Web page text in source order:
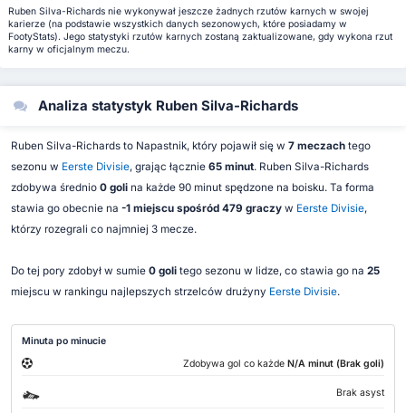
Ruben Silva-Richards nie wykonywał jeszcze żadnych rzutów karnych w swojej
karierze (na podstawie wszystkich danych sezonowych, które posiadamy w
FootyStats). Jego statystyki rzutów karnych zostaną zaktualizowane, gdy wykona rzut
karny w oficjalnym meczu.
Analiza statystyk Ruben Silva-Richards
Ruben Silva-Richards to Napastnik, który pojawił się w 7 meczachtego
sezonu w Eerste Divisie, grając łącznie 65 minut. Ruben Silva-Richards
zdobywa średnio 0 golina każde 90 minut spędzone na boisku. Ta forma
stawia go obecnie na -1 miejscu spośród 479 graczyw Eerste Divisie,
którzy rozegrali co najmniej 3 mecze.
Do tej pory zdobył w sumie 0 golitego sezonu w lidze, co stawia go na 25
miejscu w rankingu najlepszych strzelców drużyny Eerste Divisie.
Minuta po minucie
Zdobywa gol co każde N/A minut (Brak goli)
Brak asyst